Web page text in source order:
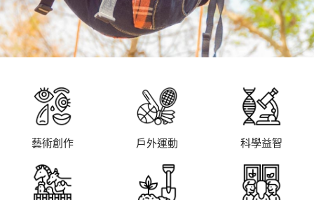
藝術創作 戶外運動 科學益智